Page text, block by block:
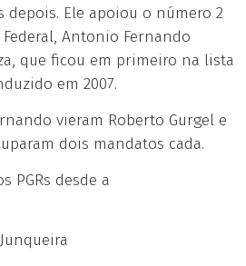
depois. Ele apoiou o número 2
Antonio Fernando
que ficou em primeiro na lista
em 2007.
vieram Roberto Gurgel e
dois mandatos cada.
PGRs desde a